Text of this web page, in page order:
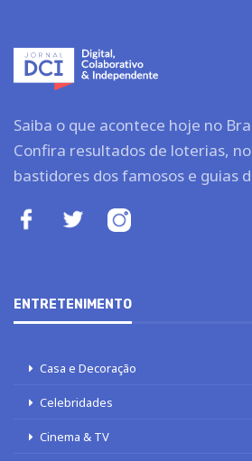
Saiba o que acontece hoje no
Confira resultados de loterias,
bastidores dos famosos e guias
ENTRETENIMENTO
Casa e Decoração
Celebridades
Cinema & TV